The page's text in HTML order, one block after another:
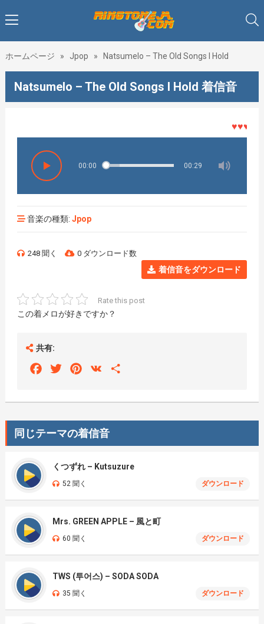
ホームページ » Jpop » Natsumelo – The Old Songs I Hold
Natsumelo – The Old Songs I Hold 着信音
♥♥♥着メ
00:00 00:29
音楽の種類: Jpop
248 聞く 0 ダウンロード数
着信音をダウンロード
Rate this post
この着メロが好きですか？
共有:
FacebookTwitterPinterest
VK
同じテーマの着信音
くつずれ – Kutsuzure
52 聞く ダウンロード
Mrs. GREEN APPLE – 風と町
60 聞く ダウンロード
TWS (투어스) – SODA SODA
35 聞く ダウンロード